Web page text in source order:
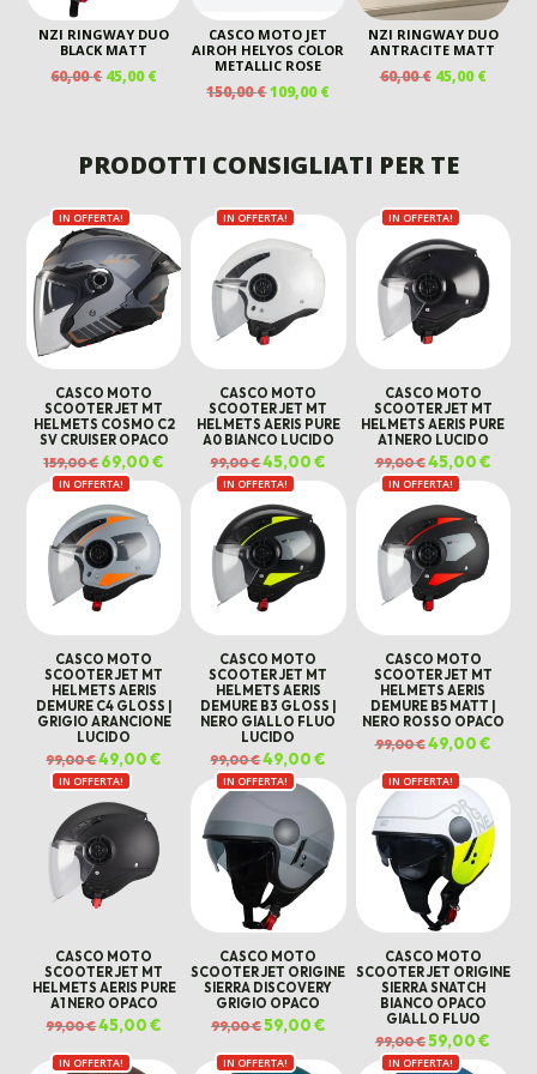
NZI RINGWAY DUO
BLACK MATT
60,00€ IL
60,00 €.
45,00€IL
PREZZO
45,00 €.
CASCO MOTO JET
AIROH HELYOS COLOR
METALLIC ROSE
150,00€IL
ERA:
150,00 €.
109,00€IL
È:
109,00 €.
NZI RINGWAY DUO
ANTRACITE MATT
60,00€ IL
60,00 €.
45,00€IL
PRODOTTI CONSIGLIATI PER TE
IN OFFERTA!
CASCO MOTO
SCOOTER JET MT
HELMETS COSMO C2
SV CRUISER OPACO
159,00€Il
prezzo
originale
era:
159,00 €.
69,00€
prezzo
attuale
è:
69,00 €.
IN OFFERTA!
CASCO MOTO
SCOOTER JET MT
HELMETS AERIS PURE
A0 BIANCO LUCIDO
99,00€Il
prezzo
originale
era:
99,00 €.
45,00€
attuale
45,00 €.
IN OFFERTA!
CASCO MOTO
SCOOTER JET MT
HELMETS AERIS PURE
A1 NERO LUCIDO
99,00€Il
prezzo
originale
era:
99,00 €.
45,00€Il
45,00
IN OFFERTA!
CASCO MOTO
SCOOTER JET MT
HELMETS AERIS
DEMURE C4 GLOSS |
GRIGIO ARANCIONE
LUCIDO
99,00€Il
prezzo
originale
era:
99,00 €.
49,00€
attuale
49,00 €.
IN OFFERTA!
CASCO MOTO
SCOOTER JET MT
HELMETS AERIS
DEMURE B3 GLOSS |
NERO GIALLO FLUO
LUCIDO
99,00€Il
prezzo
originale
era:
49,00€
attuale
49,00 €.
IN OFFERTA!
CASCO MOTO
SCOOTER JET MT
HELMETS AERIS
DEMURE B5 MATT |
NERO ROSSO OPACO
99,00€Il
prezzo
era:
99,00 €.
49,00€Il
è:
49,00
IN OFFERTA!
CASCO MOTO
SCOOTER JET MT
HELMETS AERIS PURE
A1 NERO OPACO
99,00€Il
prezzo
era:
45,00€
è:
IN OFFERTA!
CASCO MOTO
SCOOTER JET ORIGINE
SIERRA DISCOVERY
GRIGIO OPACO
99,00€ Il
prezzo
era:
59,00€Il
prezzo
attuale
è:
IN OFFERTA!
CASCO MOTO
SCOOTER JET ORIGINE
SIERRA SNATCH
BIANCO OPACO
GIALLO FLUO
99,00€ Il
prezzo
originale
59,00€
IN OFFERTA! IN OFFERTA! IN OFFERTA!